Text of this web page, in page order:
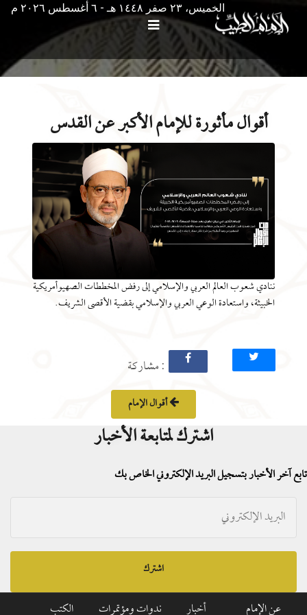
الخميس، ٢٣ صفر ١٤٤٨ هـ - ٦ أغسطس ۲۰۲٦ م
أقوال مأثورة للإمام الأكبر عن القدس
ننادي شعوب العالم العربي والإسلامي إلى رفض المخططات الصهيوأمريكية
الخبيثة، واستعادة الوعي العربي والإسلامي بقضية الأقصى الشريف.
: مشاركة
أقوال الإمام
اشترك لمتابعة الأخبار
تابع آخر الأخبار بتسجيل البريد الإلكتروني الخاص بك
اشترك
عن الإمام أخبار ندوات ومؤتمرات الكتب